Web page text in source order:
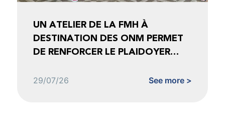
UN ATELIER DE LA FMH À
DESTINATION DES ONM PERMET
DE RENFORCER LE PLAIDOYER
29/07/26 See more >